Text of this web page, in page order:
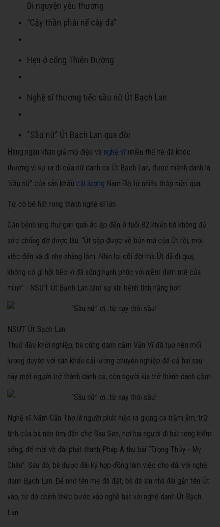
Di nguyện yêu thương
“Cậy thần phải nể cây đa”
Hẹn ở cổng Thiên Đường
Nghệ sĩ thương tiếc sầu nữ Út Bạch Lan
"Sầu nữ" Út Bạch Lan qua đời
Hàng ngàn khán giả mộ điệu và nghệ sĩ nhiều thế hệ đã khóc
thương vì sự ra đi của nữ danh ca Út Bạch Lan, được mệnh danh là
“sầu nữ” của sân khấu cải lương Nam Bộ từ nhiều thập niên qua.
Từ cô bé hát rong thành nghệ sĩ lớn
Căn bệnh ung thư gan quái ác ập đến ở tuổi 82 khiến bà không đủ
sức chống đỡ được lâu. “Út sắp được về bên má của Út rồi, mọi
việc đến và đi nhẹ nhàng lắm. Nhìn lại cõi đời mà Út đã đi qua,
không có gì hối tiếc vì đã sống hạnh phúc với niềm đam mê của
mình” - NSƯT Út Bạch Lan tâm sự khi bệnh tình nặng hơn.
NSƯT Út Bạch Lan
Thuở đầu khởi nghiệp, bà cùng danh cầm Văn Vĩ đã tạo nên mối
lương duyên với sân khấu cải lương chuyên nghiệp để cả hai sau
này một người trở thành danh ca, còn người kia trở thành danh cầm.
Nghệ sĩ Năm Cần Thơ là người phát hiện ra giọng ca trầm ấm, trữ
tình của bà nên tìm đến chợ Bàu Sen, nơi hai người đi hát rong kiếm
sống, để mời về đài phát thanh Pháp Á thu bài “Trọng Thủy - Mỵ
Châu”. Sau đó, bà được đài ký hợp đồng làm việc cho đài với nghệ
danh Bạch Lan. Để nhớ tên mẹ đã đặt, bà đã xin nhà đài gắn tên Út
vào, từ đó chính thức bước vào nghề hát với nghệ danh Út Bạch
Lan.